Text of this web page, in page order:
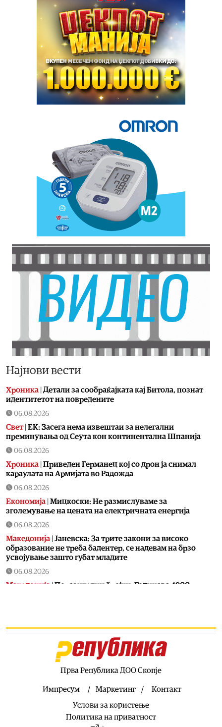
Најнови вести
Хроника Детали за сообраќајката кај Битола, познат
идентитетот на повредените
06.08.2026
Свет| ЕК: Засега нема извештаи за нелегални
преминувања од Сеута кон континентална Шпанија
06.08.2026
Хроника Приведен Германец кој со дрон ја снимал
караулата на Армијата во Радожда
06.08.2026
Економија Мицкоски: Не размислуваме за
зголемување на цената на електричната енергија
06.08.2026
Македонија Јаневска: За трите закони за високо
образование не треба бадентер, се надевам на брзо
усвојување зашто губат младите
06.08.2026
Македонија |Поразителни бројки: Годинава 4900
Македонија: Ниските цени ја зголемуваат куповната
моќ, но не и животниот стандард
Од вчера се трага по 11-годишно дете од
06.08.2026
На Бујар Османи сега му пречи што на
аеродромот во Скопје не пишува на албански јазик
Прва Република ДОО Скопје
Импресум Маркетинг
Контакт
Услови за користење
Политика на приватност